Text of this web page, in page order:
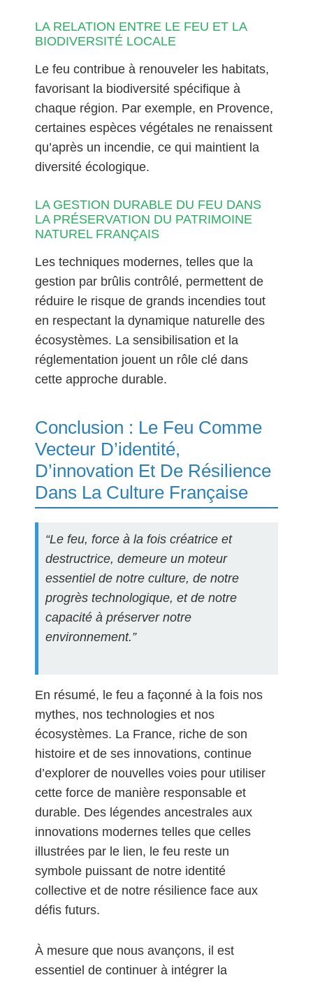
LA RELATION ENTRE LE FEU ET LA
BIODIVERSITÉ LOCALE
Le feu contribue à renouveler les habitats,
favorisant la biodiversité spécifique à
chaque région. Par exemple, en Provence,
certaines espèces végétales ne renaissent
qu’après un incendie, ce qui maintient la
diversité écologique.
LA GESTION DURABLE DU FEU DANS
LA PRÉSERVATION DU PATRIMOINE
NATUREL FRANÇAIS
Les techniques modernes, telles que la
gestion par brûlis contrôlé, permettent de
réduire le risque de grands incendies tout
en respectant la dynamique naturelle des
écosystèmes. La sensibilisation et la
réglementation jouent un rôle clé dans
cette approche durable.
Conclusion : Le Feu Comme
Vecteur D’identité,
D’innovation Et De Résilience
Dans La Culture Française
“Le feu, force à la fois créatrice et
destructrice, demeure un moteur
essentiel de notre culture, de notre
progrès technologique, et de notre
capacité à préserver notre
environnement.”
En résumé, le feu a façonné à la fois nos
mythes, nos technologies et nos
écosystèmes. La France, riche de son
histoire et de ses innovations, continue
d’explorer de nouvelles voies pour utiliser
cette force de manière responsable et
durable. Des légendes ancestrales aux
innovations modernes telles que celles
illustrées par le lien, le feu reste un
symbole puissant de notre identité
collective et de notre résilience face aux
défis futurs.
À mesure que nous avançons, il est
essentiel de continuer à intégrer la